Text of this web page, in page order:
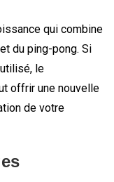
qui combine
du ping-pong. Si
le
offrir une nouvelle
de votre